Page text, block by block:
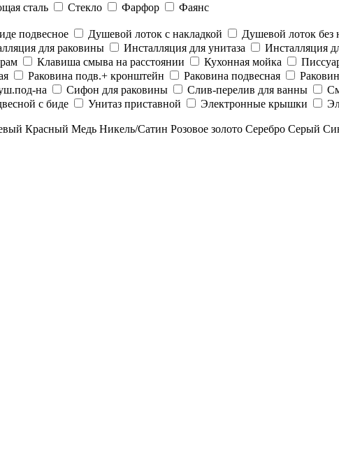
сталь Стекло Фарфор
Фаянс
подвесное Душевой лоток с накладкой Душевой лоток без
для раковины Инсталляция для унитаза Инсталляция
Клавиша смыва на расстоянии Кухонная мойка
Раковина подв.+ кронштейн Раковина подвесная
на Сифон для раковины Слив-перелив для ванны
с биде Унитаз приставной Электронные крышки
Красный Медь Никель/Сатин Розовое золото Серебро Серый